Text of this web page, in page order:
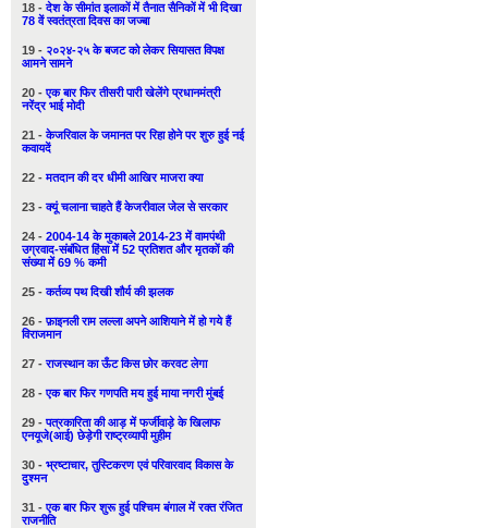
18 -देश के सीमांत इलाकों में तैनात सैनिकों में भी दिखा
78 वें स्वतंत्रता दिवस का जज्बा
19 - २०२४-२५ के बजट को लेकर सियासत विपक्ष
आमने सामने
20 -एक बार फिर तीसरी पारी खेलेंगे प्रधानमंत्री
नरेंद्र भाई मोदी
21 -केजरिवाल के जमानत पर रिहा होने पर शुरु हुई नई
कवायदें
22 -मतदान की दर धीमी आखिर माजरा क्या
23 -क्यूं चलाना चाहते हैं केजरीवाल जेल से सरकार
24 - 2004-14 के मुकाबले 2014-23 में वामपंथी
उग्रवाद-संबंधित हिंसा में 52 प्रतिशत और मृतकों की
संख्या में 69 % कमी
25 -कर्तव्य पथ दिखी शौर्य की झलक
26 -फ़ाइनली राम लल्ला अपने आशियाने में हो गये हैं
विराजमान
27 -राजस्थान का ऊँट किस छोर करवट लेगा
28 -एक बार फिर गणपति मय हुई माया नगरी मुंबई
29 -पत्रकारिता की आड़ में फर्जीवाड़े के खिलाफ
एनयूजे(आई) छेड़ेगी राष्ट्रव्यापी मुहीम
30 - भ्रष्टाचार, तुस्टिकरण एवं परिवारवाद विकास के
दुश्मन
31 -एक बार फिर शुरू हुई पश्चिम बंगाल में रक्त रंजित
राजनीति